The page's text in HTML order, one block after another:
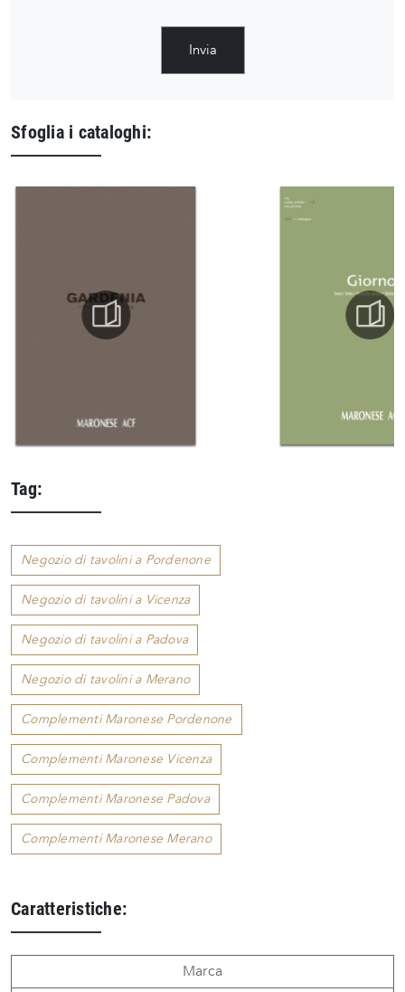
Invia
Sfoglia i cataloghi:
Tag:
Negozio di tavolini a Pordenone
Negozio di tavolini a Vicenza
Negozio di tavolini a Padova
Negozio di tavolini a Merano
Complementi Maronese Pordenone
Complementi Maronese Vicenza
Complementi Maronese Padova
Complementi Maronese Merano
Caratteristiche:
Marca